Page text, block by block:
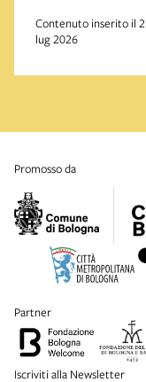
Contenuto inserito il
lug 2026
promosso da
partner
Iscriviti alla Newsletter